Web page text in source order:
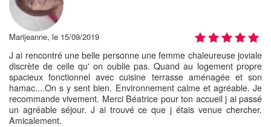
Marijeanne, le 15/09/2019
J ai rencontré une belle personne une femme chaleureuse joviale
discrète de celle qu' on oublie pas. Quand au logement propre
spacieux fonctionnel avec cuisine terrasse aménagée et son
hamac....On s y sent bien. Environnement calme et agréable. Je
recommande vivement. Merci Béatrice pour ton accueil j ai passé
un agréable séjour. J ai trouvé ce que j étais venue chercher.
Amicalement.